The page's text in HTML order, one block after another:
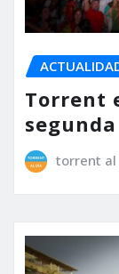
Torrent
torrent al